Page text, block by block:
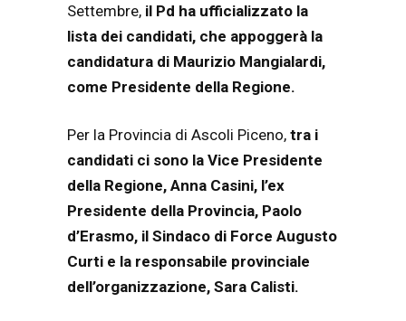
Settembre, il Pd ha ufficializzato la
lista dei candidati, che appoggerà la
candidatura di Maurizio Mangialardi,
come Presidente della Regione.
Per la Provincia di Ascoli Piceno, tra i
candidati ci sono la Vice Presidente
della Regione, Anna Casini, l’ex
Presidente della Provincia, Paolo
d’Erasmo, il Sindaco di Force Augusto
Curti e la responsabile provinciale
dell’organizzazione, Sara Calisti.